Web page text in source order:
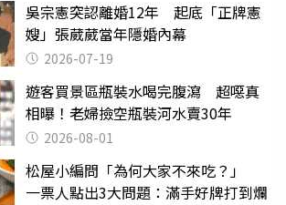
吳宗憲突認離婚12年 起底「正牌憲
嫂」張葳葳當年隱婚內幕
2026-07-19
遊客買景區瓶裝水喝完腹瀉 超噁真
相曝！老婦撿空瓶裝河水賣30年
2026-08-01
松屋小編問「為何大家不來吃？」
一票人點出3大問題：滿手好牌打到爛